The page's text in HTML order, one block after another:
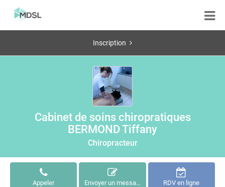
Inscription
Cabinet de soins chiropratiques
BERMOND Tiffany
Chiropracteur
Appeler Envoyer un message RDV en ligne